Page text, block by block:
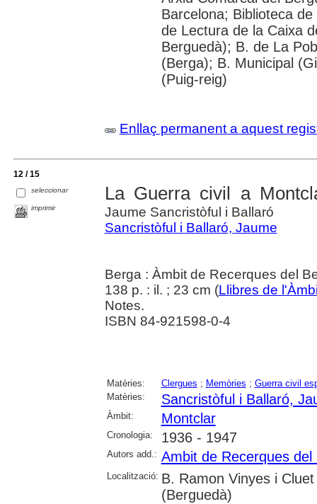
Barcelona; Biblioteca
de Lectura de la Caixa
Berguedà); B. de La
(Berga); B. Municipal
(Puig-reig)
Enllaç permanent a aquest
12 / 15
seleccionar
imprimir
La Guerra civil a
Jaume Sancristòful i Ballaró
Sancristòful i Ballaró, Jaume
Berga : Àmbit de Recerques del
138 p. : il. ; 23 cm (Llibres de
Notes.
ISBN 84-921598-0-4
Matèries: Clergues ; Memòries ; Guerra civil
Matèries:
Sancristòful i Ballaró,
Àmbit: Montclar
Cronologia: 1936 - 1947
Autors add.: Ambit de Recerques del
Localització: B. Ramon Vinyes i
(Berguedà)